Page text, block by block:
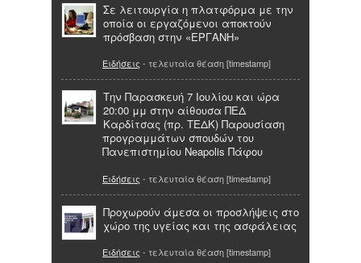
Σε λειτουργία η πλατφόρμα με την
οποία οι εργαζόμενοι αποκτούν
πρόσβαση στην «ΕΡΓΑΝΗ»
Ειδήσεις - τελευταία θέαση [timestamp]
Την Παρασκευή 7 Ιουλίου και ώρα
20:00 μμ στην αίθουσα ΠΕΔ
Καρδίτσας (πρ. ΤΕΔΚ) Παρουσίαση
προγραμμάτων σπουδών του
Πανεπιστημίου Neapolis Πάφου
Ειδήσεις - τελευταία θέαση [timestamp]
Προχωρούν άμεσα οι προσλήψεις στο
χώρο της υγείας και της ασφάλειας
Ειδήσεις - τελευταία θέαση [timestamp]